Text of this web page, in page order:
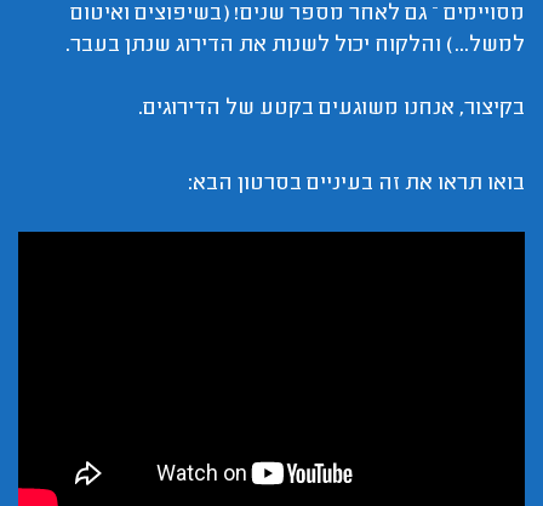
מסויימים – גם לאחר מספר שנים! (בשיפוצים ואיטום
למשל...) והלקוח יכול לשנות את הדירוג שנתן בעבר.
בקיצור, אנחנו משוגעים בקטע של הדירוגים.
בואו תראו את זה בעיניים בסרטון הבא: